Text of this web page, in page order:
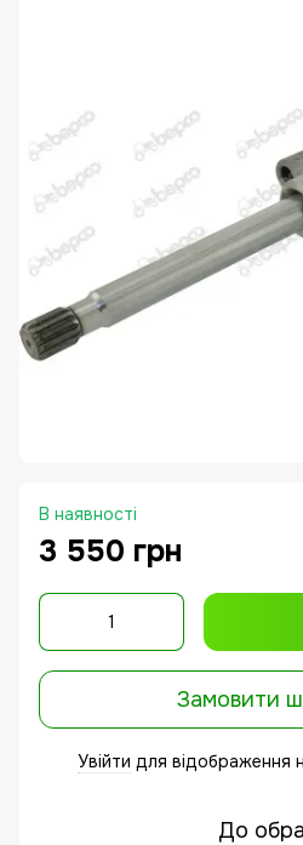
В наявності
3 550 грн
Замовити
Увійти для відображення
До